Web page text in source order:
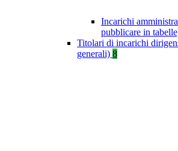
Incarichi
pubblicare in
Titolari di incarichi
generali) 8